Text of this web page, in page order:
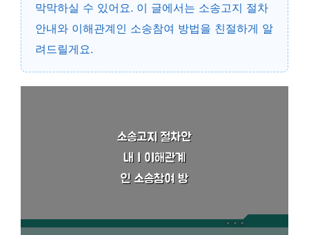
막막하실 수 있어요. 이 글에서는 소송고지 절차
안내와 이해관계인 소송참여 방법을 친절하게 알
려드릴게요.